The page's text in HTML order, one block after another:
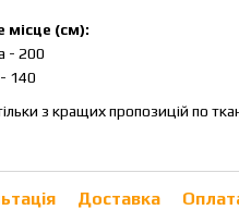
місце (см):
- 200
140
з кращих пропозицій по
Доставка